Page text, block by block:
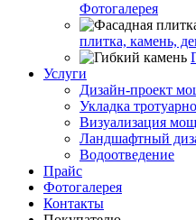
Фотогалерея
плитка, камень,
Услуги
Дизайн-проект
Укладка
Визуализация
Ландшафтный
Водоотведение
Прайс
Фотогалерея
Контакты